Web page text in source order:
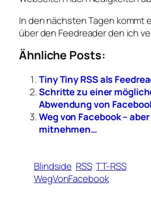
In den nächsten Tagen kommt
über den Feedreader den ich
Ähnliche Posts:
Tiny Tiny RSS als
Schritte zu einer
Abwendung von
Weg von Facebook –
mitnehmen…
Blindside RSS TT-RSS
WegVonFacebook